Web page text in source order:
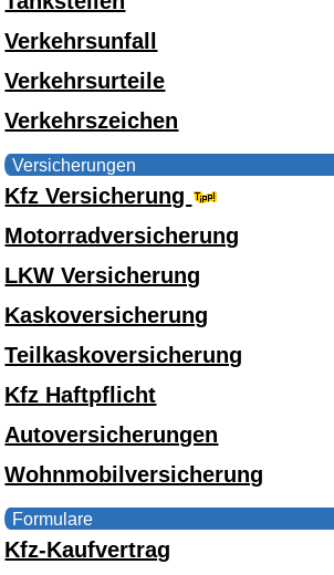
Verkehrsunfall
Verkehrsurteile
Verkehrszeichen
Versicherungen
Kfz Versicherung
Motorradversicherung
LKW Versicherung
Kaskoversicherung
Teilkaskoversicherung
Kfz Haftpflicht
Autoversicherungen
Wohnmobilversicherung
Formulare
Kfz-Kaufvertrag